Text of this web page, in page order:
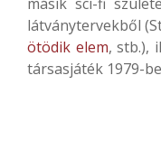
látványtervekből
ötödik elem, stb.),
társasjáték 1979-